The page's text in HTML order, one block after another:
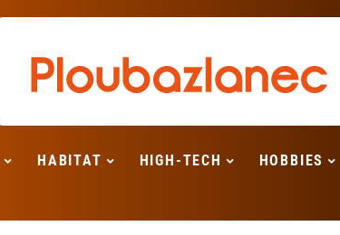
HABITAT HIGH-TECH HOBBIES